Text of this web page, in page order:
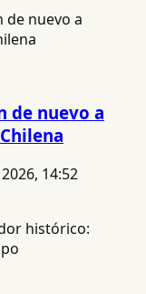
de nuevo a
14:52